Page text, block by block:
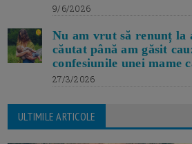
9/6/2026
Nu am vrut să renunț la
căutat până am găsit
confesiunile unei mame
27/3/2026
ULTIMILE ARTICOLE